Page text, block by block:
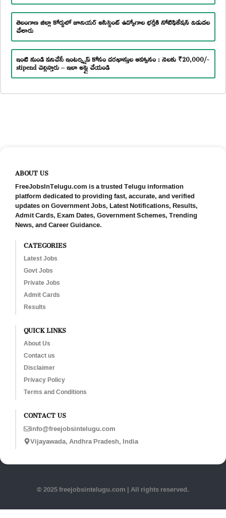
తెలంగాణ జిల్లా కోర్టులో జూనియర్ అసిస్టెంట్ ఉద్యోగాల భర్తీకి నోటిఫికేషన్ విడుదల
చేశారు
ఇంటి నుండి పనిచేసే ఇంటర్న్షిప్ కోసం దరఖాస్తుల ఆహ్వానం : నెలకు ₹20,000/-
stipend చెల్లిస్తారు – ఇలా అప్లై చేయండి
ABOUT US
FreeJobsInTelugu.com is a trusted Telugu information
platform dedicated to providing fast, accurate, and verified
updates on Government Jobs, Latest Notifications, Results,
Admit Cards, Exam Dates, Government Schemes, Trending
News, and Career Guidance.
CATEGORIES
Latest Jobs
Govt Jobs
Private Jobs
Admit Cards
Results
QUICK LINKS
About Us
Contact us
Disclaimer
Privacy Policy
Terms and Conditions
CONTACT US
info@freejobsintelugu.com
Vijayawada, Andhra Pradesh, India
© 2025 freejobsintelugu.com | All rights reserved.